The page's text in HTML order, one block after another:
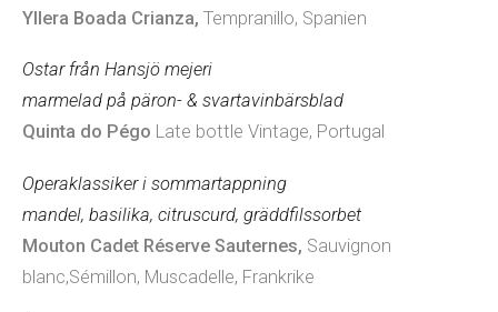
Yllera Boada Crianza, Tempranillo, Spanien
Ostar från Hansjö mejeri
marmelad på päron- & svartavinbärsblad
Quinta do Pégo Late bottle Vintage, Portugal
Operaklassiker i sommartappning
mandel, basilika, citruscurd, gräddfilssorbet
Mouton Cadet Réserve Sauternes, Sauvignon
blanc,Sémillon, Muscadelle, Frankrike